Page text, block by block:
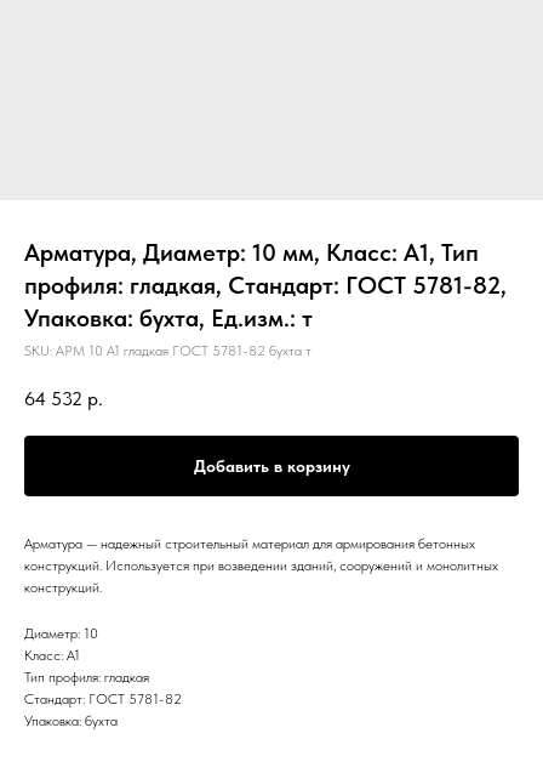
Арматура, Диаметр: 10 мм, Класс: А1, Тип
профиля: гладкая, Стандарт: ГОСТ 5781-82,
Упаковка: бухта, Ед.изм.: т
SKU: АРМ 10 А1 гладкая ГОСТ 5781-82 бухта т
64 532 р.
Добавить в корзину
Арматура — надежный строительный материал для армирования бетонных
конструкций. Используется при возведении зданий, сооружений и монолитных
конструкций.
Диаметр: 10
Класс: А1
Тип профиля: гладкая
Стандарт: ГОСТ 5781-82
Упаковка: бухта